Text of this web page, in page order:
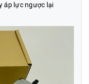
áp lực ngược lại